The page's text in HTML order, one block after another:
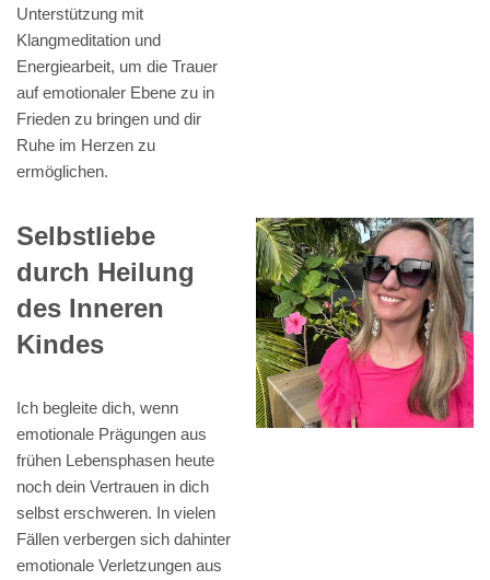
Unterstützung mit
Klangmeditation und
Energiearbeit, um die Trauer
auf emotionaler Ebene zu in
Frieden zu bringen und dir
Ruhe im Herzen zu
ermöglichen.
Selbstliebe
durch Heilung
des Inneren
Kindes
Ich begleite dich, wenn
emotionale Prägungen aus
frühen Lebensphasen heute
noch dein Vertrauen in dich
selbst erschweren. In vielen
Fällen verbergen sich dahinter
emotionale Verletzungen aus